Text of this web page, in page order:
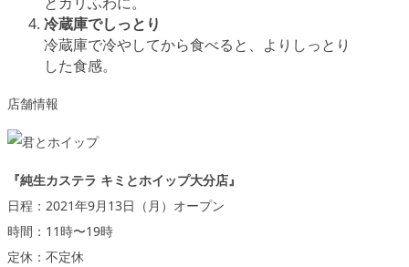
冷蔵庫でしっとり
冷蔵庫で冷やしてから食べると、よりしっとり
した食感。
店舗情報
『純生カステラ キミとホイップ大分店』
日程：2021年9月13日（月）オープン
時間：11時〜19時
定休：不定休